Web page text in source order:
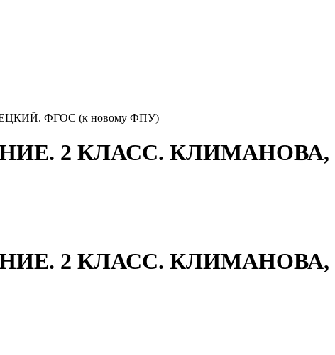
ФГОС (к новому ФПУ)
2 КЛАСС. КЛИМАНОВА,
2 КЛАСС. КЛИМАНОВА,